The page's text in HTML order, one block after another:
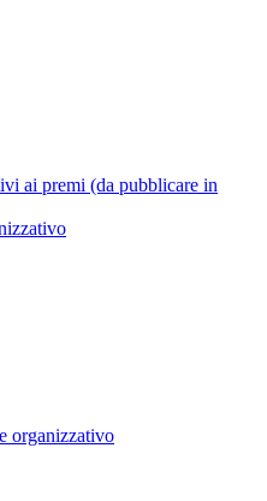
ai premi (da pubblicare in
organizzativo